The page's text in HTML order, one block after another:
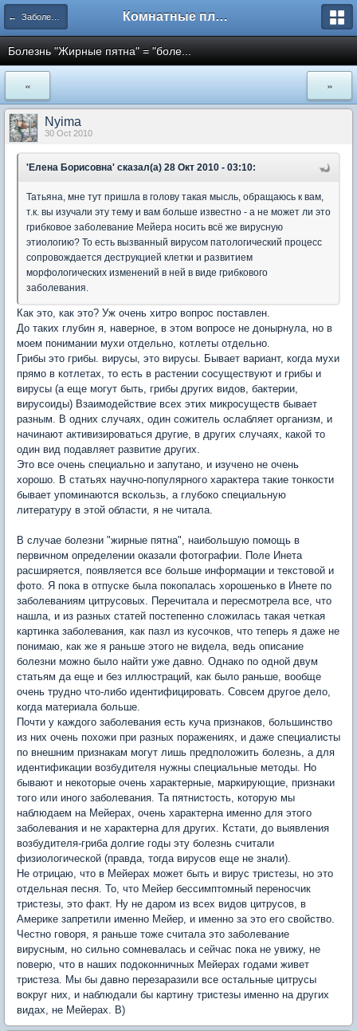
← Заболевания и вредители Комнатные плодовые экзоты
Болезнь "Жирные пятна" = "боле...
« »
Nyima
30 Oct 2010
'Елена Борисовна' сказал(а) 28 Окт 2010 - 03:10:
Татьяна, мне тут пришла в голову такая мысль, обращаюсь к вам,
т.к. вы изучали эту тему и вам больше известно - а не может ли это
грибковое заболевание Мейера носить всё же вирусную
этиологию? То есть вызванный вирусом патологический процесс
сопровождается деструкцией клетки и развитием
морфологических изменений в ней в виде грибкового
заболевания.
Как это, как это? Уж очень хитро вопрос поставлен.
До таких глубин я, наверное, в этом вопросе не донырнула, но в
моем понимании мухи отдельно, котлеты отдельно.
Грибы это грибы. вирусы, это вирусы. Бывает вариант, когда мухи
прямо в котлетах, то есть в растении сосуществуют и грибы и
вирусы (а еще могут быть, грибы других видов, бактерии,
вирусоиды) Взаимодействие всех этих микросуществ бывает
разным. В одних случаях, один сожитель ослабляет организм, и
начинают активизироваться другие, в других случаях, какой то
один вид подавляет развитие других.
Это все очень специально и запутано, и изучено не очень
хорошо. В статьях научно-популярного характера такие тонкости
бывает упоминаются вскользь, а глубоко специальную
литературу в этой области, я не читала.
В случае болезни "жирные пятна", наибольшую помощь в
первичном определении оказали фотографии. Поле Инета
расширяется, появляется все больше информации и текстовой и
фото. Я пока в отпуске была покопалась хорошенько в Инете по
заболеваниям цитрусовых. Перечитала и пересмотрела все, что
нашла, и из разных статей постепенно сложилась такая четкая
картинка заболевания, как пазл из кусочков, что теперь я даже не
понимаю, как же я раньше этого не видела, ведь описание
болезни можно было найти уже давно. Однако по одной двум
статьям да еще и без иллюстраций, как было раньше, вообще
очень трудно что-либо идентифицировать. Совсем другое дело,
когда материала больше.
Почти у каждого заболевания есть куча признаков, большинство
из них очень похожи при разных поражениях, и даже специалисты
по внешним признакам могут лишь предположить болезнь, а для
идентификации возбудителя нужны специальные методы. Но
бывают и некоторые очень характерные, маркирующие, признаки
того или иного заболевания. Та пятнистость, которую мы
наблюдаем на Мейерах, очень характерна именно для этого
заболевания и не характерна для других. Кстати, до выявления
возбудителя-гриба долгие годы эту болезнь считали
физиологической (правда, тогда вирусов еще не знали).
Не отрицаю, что в Мейерах может быть и вирус тристезы, но это
отдельная песня. То, что Мейер бессимптомный переносчик
тристезы, это факт. Ну не даром из всех видов цитрусов, в
Америке запретили именно Мейер, и именно за это его свойство.
Честно говоря, я раньше тоже считала это заболевание
вирусным, но сильно сомневалась и сейчас пока не увижу, не
поверю, что в наших подоконничных Мейерах годами живет
тристеза. Мы бы давно перезаразили все остальные цитрусы
вокруг них, и наблюдали бы картину тристезы именно на других
видах, не Мейерах. B)